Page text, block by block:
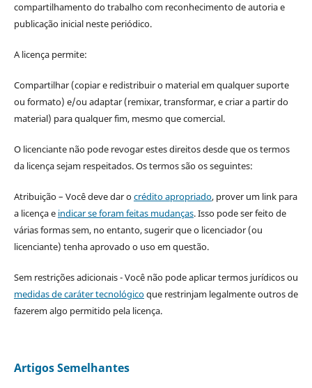
compartilhamento do trabalho com reconhecimento de autoria e
publicação inicial neste periódico.
A licença permite:
Compartilhar (copiar e redistribuir o material em qualquer suporte
ou formato) e/ou adaptar (remixar, transformar, e criar a partir do
material) para qualquer fim, mesmo que comercial.
O licenciante não pode revogar estes direitos desde que os termos
da licença sejam respeitados. Os termos são os seguintes:
Atribuição – Você deve dar ocrédito apropriado, prover um link para
a licença e indicar se foram feitas mudanças. Isso pode ser feito de
várias formas sem, no entanto, sugerir que o licenciador (ou
licenciante) tenha aprovado o uso em questão.
Sem restrições adicionais - Você não pode aplicar termos jurídicos ou
medidas de caráter tecnológicoque restrinjam legalmente outros de
fazerem algo permitido pela licença.
Artigos Semelhantes